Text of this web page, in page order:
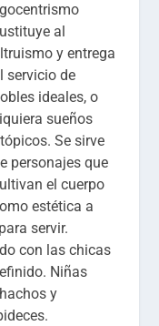
al
y entrega
servicio de
ideales, o
sueños
Se sirve
personajes que
el cuerpo
estética a
servir.
con las chicas
Niñas
y